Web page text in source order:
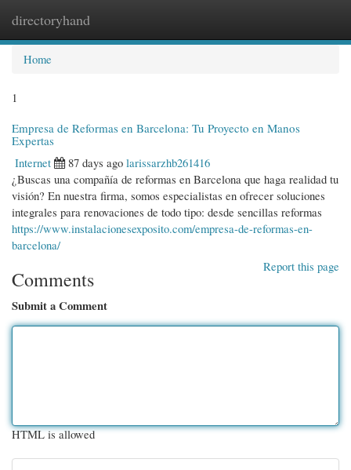
directoryhand
Home
1
Empresa de Reformas en Barcelona: Tu Proyecto en Manos
Expertas
Internet
87 days ago larissarzhb261416
¿Buscas una compañía de reformas en Barcelona que haga realidad tu
visión? En nuestra firma, somos especialistas en ofrecer soluciones
integrales para renovaciones de todo tipo: desde sencillas reformas
https://www.instalacionesexposito.com/empresa-de-reformas-en-
barcelona/
Report this page
Comments
Submit a Comment
HTML is allowed